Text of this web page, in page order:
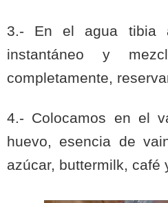
3.- En el agua tibia
instantáneo y
completamente,
4.- Colocamos en el
huevo, esencia de
azúcar, buttermilk, café